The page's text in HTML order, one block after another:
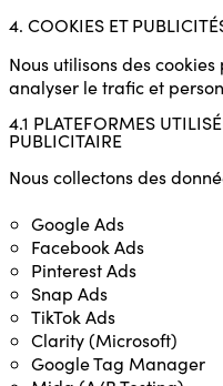
4. COOKIES ET
Nous utilisons des
analyser le trafic et
4.1 PLATEFORMES
PUBLICITAIRE
Nous collectons des
Google Ads
Facebook Ads
Pinterest Ads
Snap Ads
TikTok Ads
Clarity (Microsoft)
Google Tag Manager